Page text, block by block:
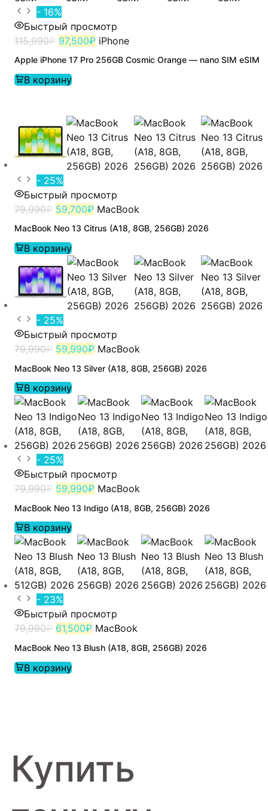
- 16%
Быстрый просмотр
115,990₽ 97,500₽ iPhone
Apple iPhone 17 Pro 256GB Cosmic Orange — nano SIM eSIM
В корзину
- 25%
Быстрый просмотр
79,990₽ 59,700₽ MacBook
MacBook Neo 13 Citrus (A18, 8GB, 256GB) 2026
В корзину
- 25%
Быстрый просмотр
79,990₽ 59,990₽ MacBook
MacBook Neo 13 Silver (A18, 8GB, 256GB) 2026
В корзину
- 25%
Быстрый просмотр
79,990₽ 59,990₽ MacBook
MacBook Neo 13 Indigo (A18, 8GB, 256GB) 2026
В корзину
- 23%
Быстрый просмотр
79,990₽ 61,500₽ MacBook
MacBook Neo 13 Blush (A18, 8GB, 256GB) 2026
В корзину
Купить